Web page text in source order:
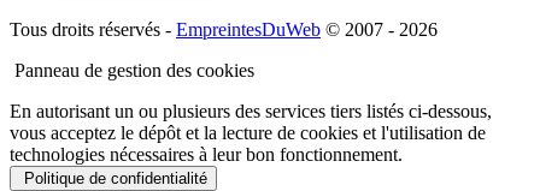
Tous droits réservés - EmpreintesDuWeb © 2007 - 2026
Panneau de gestion des cookies
En autorisant un ou plusieurs des services tiers listés ci-dessous,
vous acceptez le dépôt et la lecture de cookies et l'utilisation de
technologies nécessaires à leur bon fonctionnement.
Politique de confidentialité